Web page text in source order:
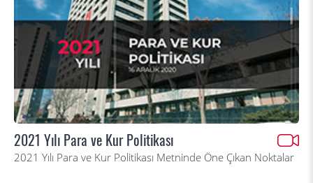
2021 Yılı Para ve Kur Politikası
2021 Yılı Para ve Kur Politikası Metninde Öne Çıkan Noktalar